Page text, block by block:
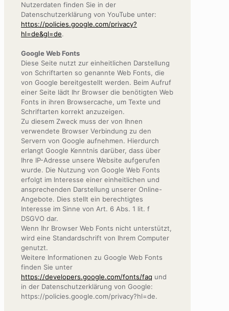
Nutzerdaten finden Sie in der
Datenschutzerklärung von YouTube unter:
https://policies.google.com/privacy?
hl=de&gl=de.
Google Web Fonts
Diese Seite nutzt zur einheitlichen Darstellung
von Schriftarten so genannte Web Fonts, die
von Google bereitgestellt werden. Beim Aufruf
einer Seite lädt Ihr Browser die benötigten Web
Fonts in ihren Browsercache, um Texte und
Schriftarten korrekt anzuzeigen.
Zu diesem Zweck muss der von Ihnen
verwendete Browser Verbindung zu den
Servern von Google aufnehmen. Hierdurch
erlangt Google Kenntnis darüber, dass über
Ihre IP-Adresse unsere Website aufgerufen
wurde. Die Nutzung von Google Web Fonts
erfolgt im Interesse einer einheitlichen und
ansprechenden Darstellung unserer Online-
Angebote. Dies stellt ein berechtigtes
Interesse im Sinne von Art. 6 Abs. 1 lit. f
DSGVO dar.
Wenn Ihr Browser Web Fonts nicht unterstützt,
wird eine Standardschrift von Ihrem Computer
genutzt.
Weitere Informationen zu Google Web Fonts
finden Sie unter
https://developers.google.com/fonts/faq und
in der Datenschutzerklärung von Google:
https://policies.google.com/privacy?hl=de.